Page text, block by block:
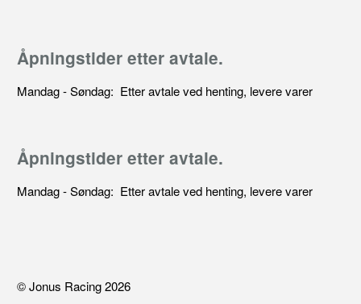
Åpningstider etter avtale.
Mandag - Søndag: Etter avtale ved henting, levere varer
Åpningstider etter avtale.
Mandag - Søndag: Etter avtale ved henting, levere varer
© Jonus Racing 2026